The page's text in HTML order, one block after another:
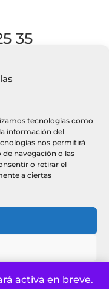
tecnologías como
información del
nos permitirá
navegación o las
o retirar el
a ciertas
activa en breve.
35
Legal